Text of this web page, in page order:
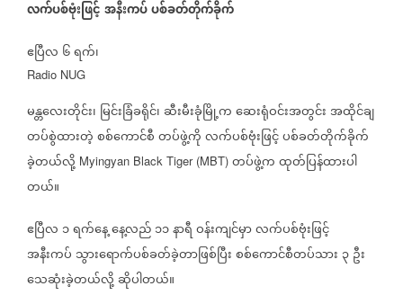
လက်ပစ်ဗုံးဖြင့်အနီးကပ်ပစ်ခတ်တိုက်ခိုက်
ဧပြီလ ၆ရက်၊
Radio NUG
မန္တလေးတိုင်း၊ မြင်းခြံခရိုင်၊ဆီးမီးခုံမြို့ကဆေးရုံဝင်းအတွင်းအထိုင်ချ
တပ်စွဲထားတဲ့စစ်ကောင်စီတပ်ဖွဲ့ကိုလက်ပစ်ဗုံးဖြင့်ပစ်ခတ်တိုက်ခိုက်
ခဲ့တယ်လို့ Myingyan Black Tiger (MBT) တပ်ဖွဲ့ကထုတ်ပြန်ထားပါ
တယ်။
ဧပြီလ ၁ရက်နေ့နေ့လည်၁၁နာရီဝန်းကျင်မှာလက်ပစ်ဗုံးဖြင့်
အနီးကပ် သွားရောက်ပစ်ခတ်ခဲ့တာဖြစ်ပြီးစစ်ကောင်စီတပ်သား ၃ဦး
သေဆုံးခဲ့တယ်လို့ဆိုပါတယ်။